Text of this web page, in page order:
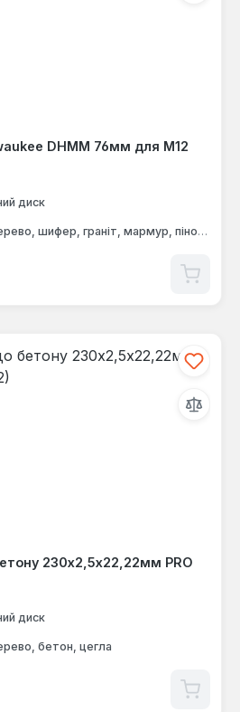
DHMM 76мм для M12
диск
граніт, мармур, пінобетон, черепиця, бетон
230х2,5х22,22мм PRO
диск
бетон, цегла